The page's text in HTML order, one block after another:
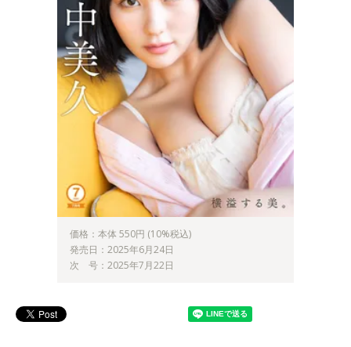
価格：本体 550円 (10%税込)
発売日：2025年6月24日
次 号：2025年7月22日